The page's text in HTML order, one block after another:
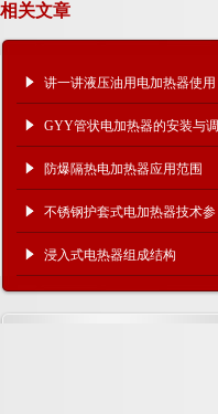
相关文章
讲一讲液压油用电加热器使用
维护方法
GYY管状电加热器的安装与调
试要点
防爆隔热电加热器应用范围
不锈钢护套式电加热器技术参
数
浸入式电热器组成结构